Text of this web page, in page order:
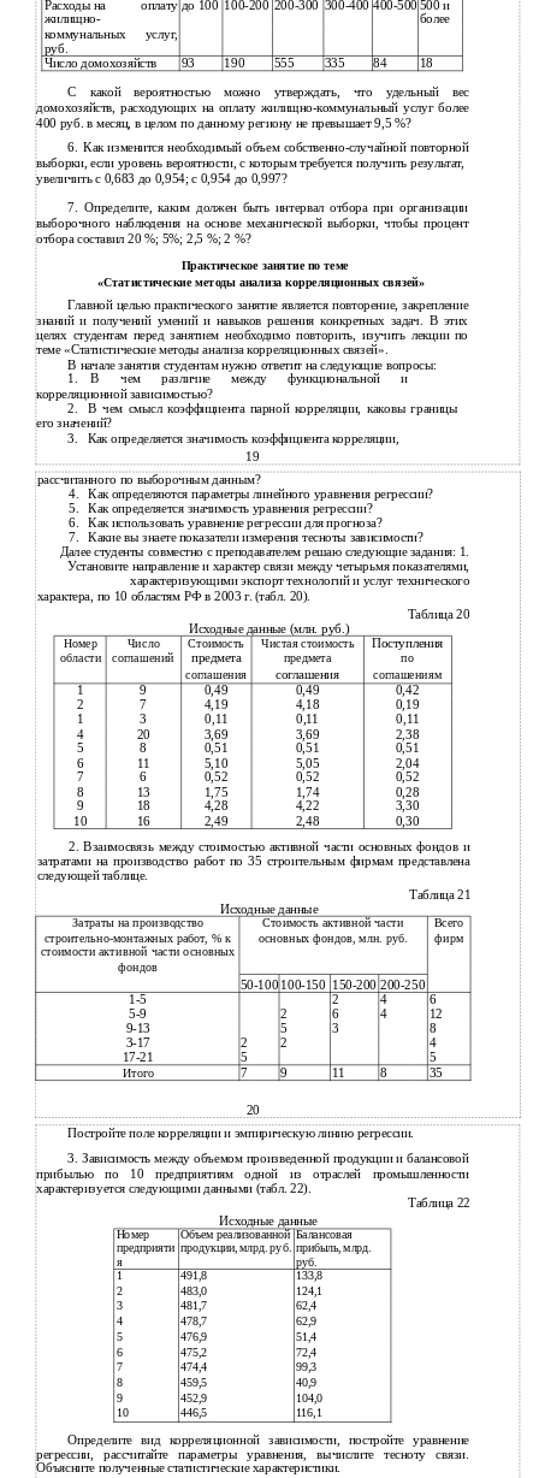
Расходы на оплату до 100 100-200 200-300 300-400 400-500 500 и
жилищно-
более
коммунальных
услуг,
руб.
Число домохозяйств
93 190 555 335 84
18
С какой вероятностью можно утверждать, что удельный вес
домохозяйств, расходующих на оплату жилищно-коммунальный услуг более
400 руб. в месяц, в целом по данному региону не превышает 9,5 %?
6. Как изменится необходимый объем собственно-случайной повторной
выборки, если уровень вероятности, с которым требуется получить результат,
увеличить с 0,683 до 0,954; с 0,954 до 0,997?
7. Определите, каким должен быть интервал отбора при организации
выборочного наблюдения на основе механической выборки, чтобы процент
отбора составил 20 %; 5%; 2,5 %; 2 %?
Практическое занятие по теме
«Статистические методы анализа корреляционных связей»
Главной целью практического занятие является повторение, закрепление
знаний и получений умений и навыков решения конкретных задач. В этих
целях студентам перед занятием необходимо повторить, изучить лекции по
теме «Статистические методы анализа корреляционных связей».
В начале занятия студентам нужно ответит на следующие вопросы:
1. В чем различие между функциональной и
корреляционной зависимостью?
2. В чем смысл коэффициента парной корреляции, каковы границы
его значений?
3. Как определяется значимость коэффициента корреляции,
19
рассчитанного по выборочным данным?
4. Как определяются параметры линейного уравнения регрессии?
5.
Как определяется значимость уравнения регрессии?
6.
Как использовать уравнение регрессии для прогноза?
7.
Какие вы знаете показатели измерения тесноты зависимости?
Далее студенты совместно с преподавателем решаю следующие задания: 1.
Установите направление и характер связи между четырьмя показателями,
характеризующими экспорт технологий и услуг технического
характера, по 10 областям РФ в 2003 г. (табл. 20).
Исходные данные (млн. руб.)
Таблица 20
Номер Число Стоимость Чистая стоимость Поступления
области соглашений предмета предмета
по
соглашения
соглашения соглашениям
1 9 0,49 0,49 0,42
2 7 4,19 4,18
0,19
1
3 0,11 0,11
0,11
4
20 3,69 3,69
2,38
5
8 0,51 0,51 0,51
6 11 5,10 5,05 2,04
7 6 0,52 0,52 0,52
8 13 1,75 1,74
0,28
9
18 4,28 4,22
3,30
10
16 2,49 2,48
0,30
2. Взаимосвязь между стоимостью активной части основных фондов и
затратами на производство работ по 35 строительным фирмам представлена
следующей таблице.
Исходные данные
Таблица 21
Затраты на производство Стоимость активной части Всего
строительно-монтажных работ, % к основных фондов, млн. руб. фирм
стоимости активной части основных
фондов
50-100 100-150 150-200 200-250
1-5
2 4
6
5-9
2 6 4
12
9-13
5 3
8
3-17
2 2
4
17-21
5 5
Итого 7 9 11 8 35
20
Постройте поле корреляции и эмпирическую линию регрессии.
3. Зависимость между объемом произведенной продукции и балансовой
прибылью по 10 предприятиям одной из отраслей промышленности
характеризуется следующими данными (табл. 22).
Таблица 22
Исходные данные
Номер Объем реализованной Балансовая
предприяти продукции, млрд. руб. прибыль, млрд.
я
руб.
1 491,8 133,8
2 483,0 124,1
3 481,7 62,4
4 478,7 62,9
5 476,9
51,4
6
475,2
72,4
7
474,4
99,3
8
459,5 40,9
9 452,9 104,0
10 446,5 116,1
Определите вид корреляционной зависимости, постройте уравнение
регрессии, рассчитайте параметры уравнения, вычислите тесноту связи.
Объясните полученные статистические характеристики.